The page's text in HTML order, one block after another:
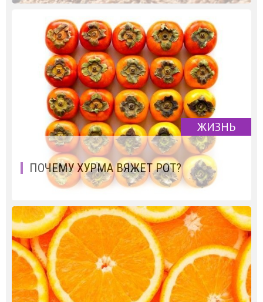
ЖИЗНЬ
ПОЧЕМУ ХУРМА ВЯЖЕТ РОТ?